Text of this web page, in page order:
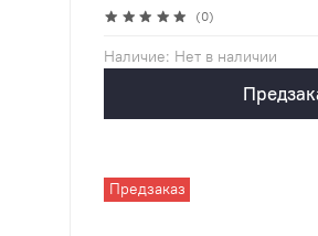
(0)
Наличие: Нет в наличии
Предзаказ